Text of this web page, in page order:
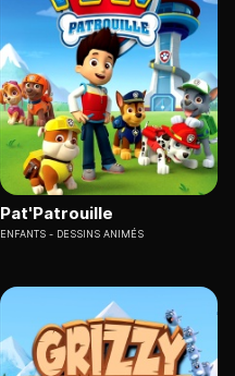
Pat'Patrouille
ENFANTS DESSINS ANIMÉS